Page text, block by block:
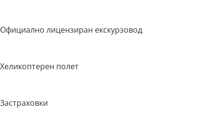
Официално лицензиран екскурзовод
Хеликоптерен полет
Застраховки